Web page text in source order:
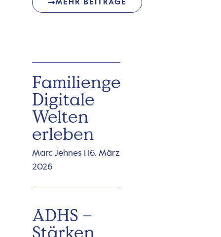
MEHR BEITRÄGE
Familiengespräche:
Digitale
Welten
erleben
Marc Jehnes
16. März
2026
ADHS –
Stärken